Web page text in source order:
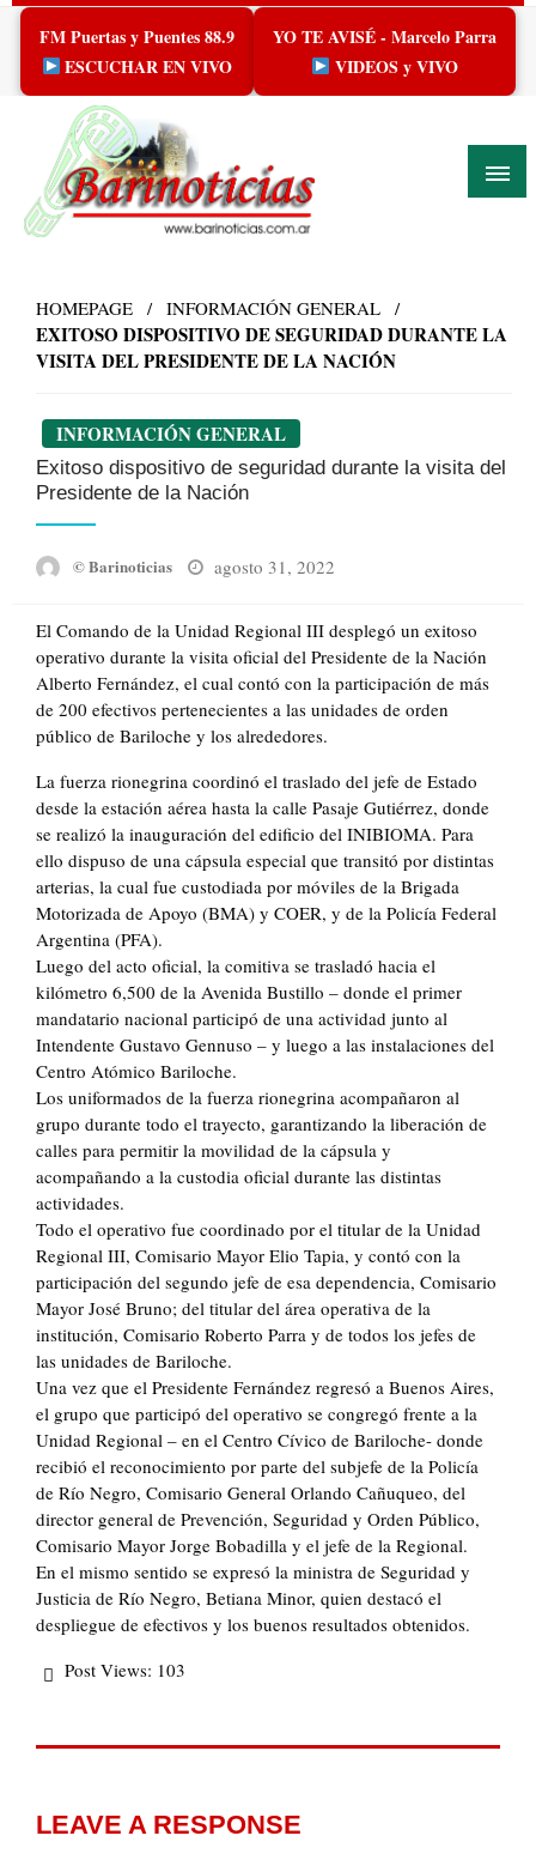
Skip
content
FM Puertas y Puentes 88.9
ESCUCHAR EN VIVO
YO TE AVISÉ - Marcelo Parra
VIDEOS y VIVO
HOMEPAGE INFORMACIÓN GENERAL
EXITOSO DISPOSITIVO DE SEGURIDAD DURANTE LA
VISITA DEL PRESIDENTE DE LA NACIÓN
INFORMACIÓN GENERAL
Exitoso dispositivo de seguridad durante la visita del
Presidente de la Nación
© Barinoticias
Posted
agosto 31, 2022
El Comando de la Unidad Regional III desplegó un exitoso
operativo durante la visita oficial del Presidente de la Nación
Alberto Fernández, el cual contó con la participación de más
de 200 efectivos pertenecientes a las unidades de orden
público de Bariloche y los alrededores.
La fuerza rionegrina coordinó el traslado del jefe de Estado
desde la estación aérea hasta la calle Pasaje Gutiérrez, donde
se realizó la inauguración del edificio del INIBIOMA. Para
ello dispuso de una cápsula especial que transitó por distintas
arterias, la cual fue custodiada por móviles de la Brigada
Motorizada de Apoyo (BMA) y COER, y de la Policía Federal
Argentina (PFA).
Luego del acto oficial, la comitiva se trasladó hacia el
kilómetro 6,500 de la Avenida Bustillo – donde el primer
mandatario nacional participó de una actividad junto al
Intendente Gustavo Gennuso – y luego a las instalaciones del
Centro Atómico Bariloche.
Los uniformados de la fuerza rionegrina acompañaron al
grupo durante todo el trayecto, garantizando la liberación de
calles para permitir la movilidad de la cápsula y
acompañando a la custodia oficial durante las distintas
actividades.
Todo el operativo fue coordinado por el titular de la Unidad
Regional III, Comisario Mayor Elio Tapia, y contó con la
participación del segundo jefe de esa dependencia, Comisario
Mayor José Bruno; del titular del área operativa de la
institución, Comisario Roberto Parra y de todos los jefes de
las unidades de Bariloche.
Una vez que el Presidente Fernández regresó a Buenos Aires,
el grupo que participó del operativo se congregó frente a la
Unidad Regional – en el Centro Cívico de Bariloche- donde
recibió el reconocimiento por parte del subjefe de la Policía
de Río Negro, Comisario General Orlando Cañuqueo, del
director general de Prevención, Seguridad y Orden Público,
Comisario Mayor Jorge Bobadilla y el jefe de la Regional.
En el mismo sentido se expresó la ministra de Seguridad y
Justicia de Río Negro, Betiana Minor, quien destacó el
despliegue de efectivos y los buenos resultados obtenidos.
Post Views: 103
LEAVE A RESPONSE